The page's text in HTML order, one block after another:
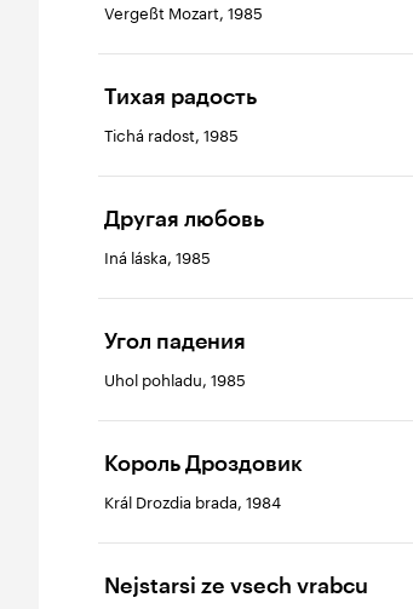
Vergeßt Mozart, 1985
Тихая радость
Tichá radost, 1985
Другая любовь
Iná láska, 1985
Угол падения
Uhol pohladu, 1985
Король Дроздовик
Král Drozdia brada, 1984
Nejstarsi ze vsech vrabcu